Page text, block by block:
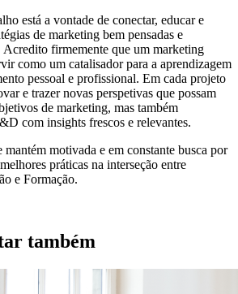
está a vontade de conectar, educar e
de marketing bem pensadas e
Acredito firmemente que um marketing
como um catalisador para a aprendizagem
pessoal e profissional. Em cada projeto
e trazer novas perspetivas que possam
de marketing, mas também
com insights frescos e relevantes.
mantém motivada e em constante busca por
práticas na interseção entre
e Formação.
também